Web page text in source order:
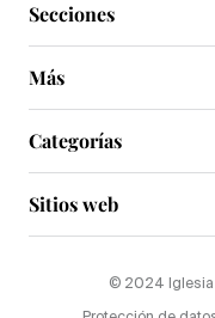
Secciones
Más
Categorías
Sitios web
© 2024 Iglesia